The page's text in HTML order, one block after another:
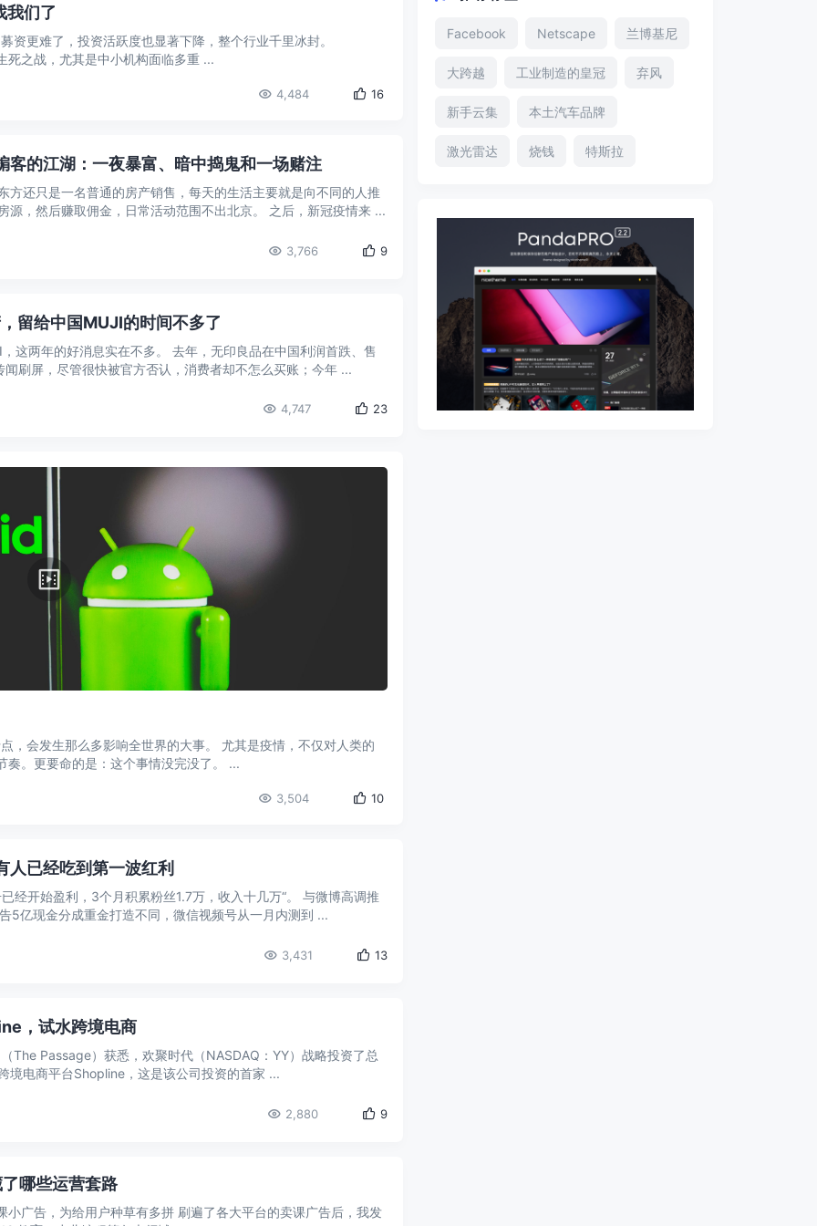
我们了
更难了，投资活跃度也显著下降，整个行业千里冰封。
之战，尤其是中小机构面临多重 ...
4,484 16
客的江湖：一夜暴富、暗中捣鬼和一场赌注
方还只是一名普通的房产销售，每天的生活主要就是向不同的人推
源，然后赚取佣金，日常活动范围不出北京。 之后，新冠疫情来 ...
3,766 9
留给中国MUJI的时间不多了
这两年的好消息实在不多。 去年，无印良品在中国利润首跌、售
闻刷屏，尽管很快被官方否认，消费者却不怎么买账；今年 ...
4,747 23
，会发生那么多影响全世界的大事。 尤其是疫情，不仅对人类的
。更要命的是：这个事情没完没了。 ...
3,504 10
人已经吃到第一波红利
经开始盈利，3个月积累粉丝1.7万，收入十几万“。 与微博高调推
5亿现金分成重金打造不同，微信视频号从一月内测到 ...
3,431 13
，试水跨境电商
The Passage）获悉，欢聚时代（NASDAQ：YY）战略投资了总
境电商平台Shopline，这是该公司投资的首家 ...
2,880 9
哪些运营套路
广告，为给用户种草有多拼 刷遍了各大平台的卖课广告后，我发
Facebook Netscape 兰博基尼
大跨越 工业制造的皇冠 弃风
新手云集 本土汽车品牌
激光雷达 烧钱 特斯拉